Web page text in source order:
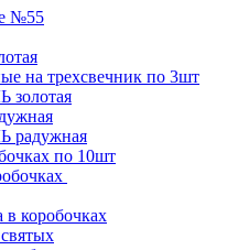
№55
на трехсвечник по 3шт
радужная
по 10шт
коробочках